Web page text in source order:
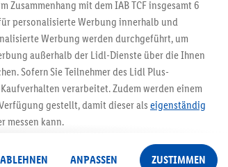
sparen³²ᵃ
zum Newsletter anmelden
Zusammenhang mit dem IAB TCF insgesamt 6
personalisierte Werbung innerhalb und
Werbung werden durchgeführt, um
außerhalb der Lidl-Dienste über die Ihnen
Sofern Sie Teilnehmer des Lidl Plus-
verarbeitet. Zudem werden einem
gestellt, damit dieser als eigenständig
messen kann.
(z.B. über Ihre Nutzung der Lidl-Dienste, Ihr
ABLEHNEN ANPASSEN ZUSTIMMEN